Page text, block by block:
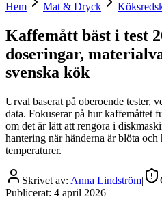
Hem Mat & Dryck
Kaffemått bäst i test
doseringar,
svenska kök
Urval baserat på oberoende tester,
data. Fokuserar på hur kaffemåttet
om det är lätt att rengöra i
hantering när händerna är blöta
temperaturer.
Skrivet av: Anna Lindström|
Publicerat: 4 april 2026